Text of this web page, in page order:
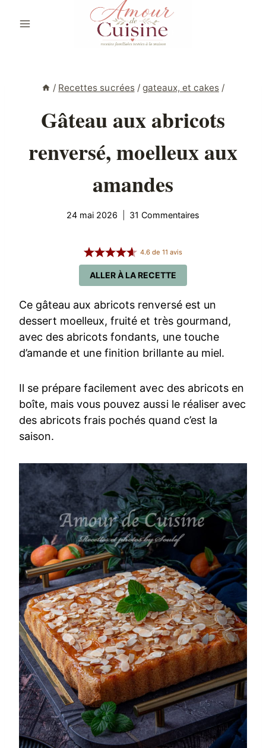
/ Recettes sucrées / gateaux, et cakes /
Gâteau aux abricots
renversé, moelleux aux
amandes
24 mai 2026 31 Commentaires
ALLER À LA RECETTE
4.6de 11 avis
Ce gâteau aux abricots renversé est un
dessert moelleux, fruité et très gourmand,
avec des abricots fondants, une touche
d’amande et une finition brillante au miel.
Il se prépare facilement avec des abricots en
boîte, mais vous pouvez aussi le réaliser avec
des abricots frais pochés quand c’est la
saison.